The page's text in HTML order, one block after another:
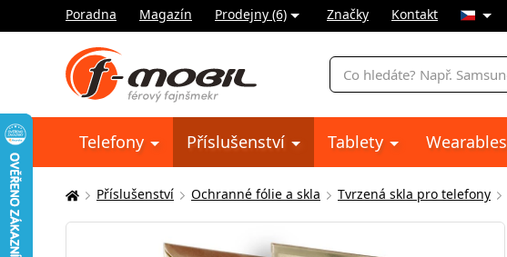
Poradna Magazín Prodejny (6) Značky Kontakt
Vyhledávání
Telefony Příslušenství Tablety Wearables
Zde
se
Příslušenství Ochranné fólie a skla Tvrzená skla pro telefony